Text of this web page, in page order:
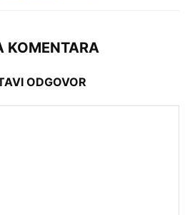
KOMENTARA
ODGOVOR